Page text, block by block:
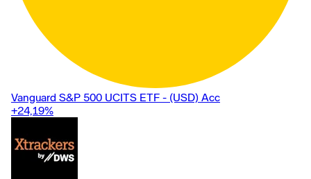
Vanguard S&P 500 UCITS ETF - (USD) Acc
+24,19%